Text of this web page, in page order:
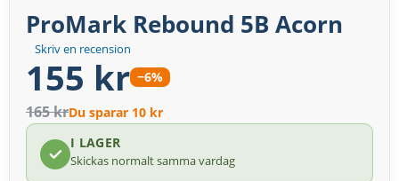
Skriv en recension
ProMark Rebound 5B Acorn
155 kr −6%
165 krDu sparar 10 kr
I LAGER
Skickas normalt samma vardag